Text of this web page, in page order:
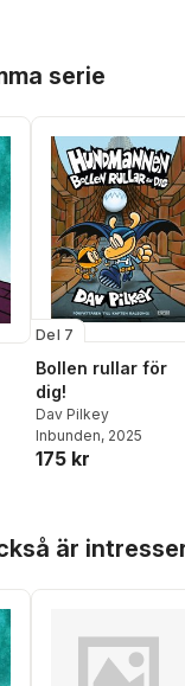
serie
antal röster:
Del 7
Bollen rullar för
dig!
Dav Pilkey
Inbunden, 2025
175 kr
är